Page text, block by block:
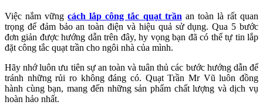
Việc nắm vữngcách lắp công tắc quạt trần an toàn là rất quan
trọng để đảm bảo an toàn điện và hiệu quả sử dụng. Qua 5 bước
đơn giản được hướng dẫn trên đây, hy vọng bạn đã có thể tự tin lắp
đặt công tắc quạt trần cho ngôi nhà của mình.
Hãy nhớ luôn ưu tiên sự an toàn và tuân thủ các bước hướng dẫn để
tránh những rủi ro không đáng có. Quạt Trần Mr Vũ luôn đồng
hành cùng bạn, mang đến những sản phẩm chất lượng và dịch vụ
hoàn hảo nhất.